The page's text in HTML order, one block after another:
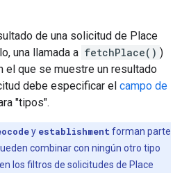
de una solicitud de Place
una llamada a fetchPlace() )
el que se muestre un resultado
debe especificar el campo de
"tipos".
y establishment forman parte
combinar con ningún otro tipo
los filtros de solicitudes de Place